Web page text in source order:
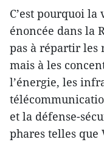
C’est pourquoi la
énoncée dans la
pas à répartir les
mais à les
l’énergie, les
et la défense-
phares telles que